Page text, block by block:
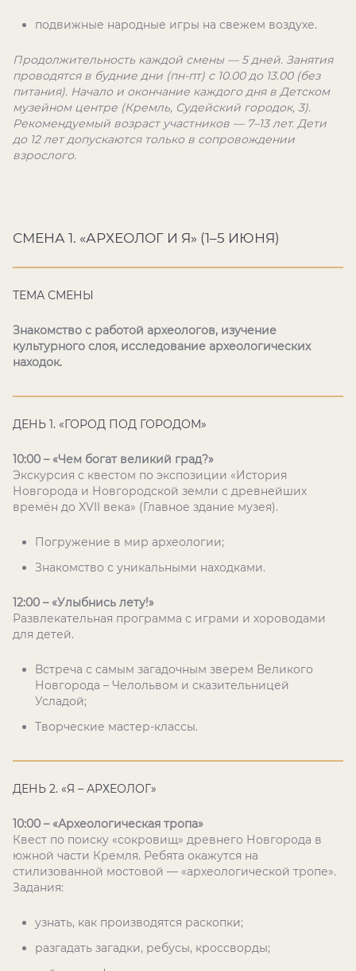
подвижные народные игры на свежем воздухе.
Продолжительность каждой смены — 5 дней. Занятия
проводятся в будние дни (пн-пт) с 10.00 до 13.00 (без
питания). Начало и окончание каждого дня в Детском
музейном центре (Кремль, Судейский городок, 3).
Рекомендуемый возраст участников — 7–13 лет. Дети
до 12 лет допускаются только в сопровождении
взрослого.
СМЕНА 1. «АРХЕОЛОГ И Я» (1–5 ИЮНЯ)
ТЕМА СМЕНЫ
Знакомство с работой археологов, изучение
культурного слоя, исследование археологических
находок.
ДЕНЬ 1. «ГОРОД ПОД ГОРОДОМ»
10:00 – «Чем богат великий град?»
Экскурсия с квестом по экспозиции «История
Новгорода и Новгородской земли с древнейших
времён до XVII века» (Главное здание музея).
Погружение в мир археологии;
Знакомство с уникальными находками.
12:00 – «Улыбнись лету!»
Развлекательная программа с играми и хороводами
для детей.
Встреча с самым загадочным зверем Великого
Новгорода – Челольвом и сказительницей
Усладой;
Творческие мастер-классы.
ДЕНЬ 2. «Я – АРХЕОЛОГ»
10:00 – «Археологическая тропа»
Квест по поиску «сокровищ» древнего Новгорода в
южной части Кремля. Ребята окажутся на
стилизованной мостовой — «археологической тропе».
Задания:
узнать, как производятся раскопки;
разгадать загадки, ребусы, кроссворды;